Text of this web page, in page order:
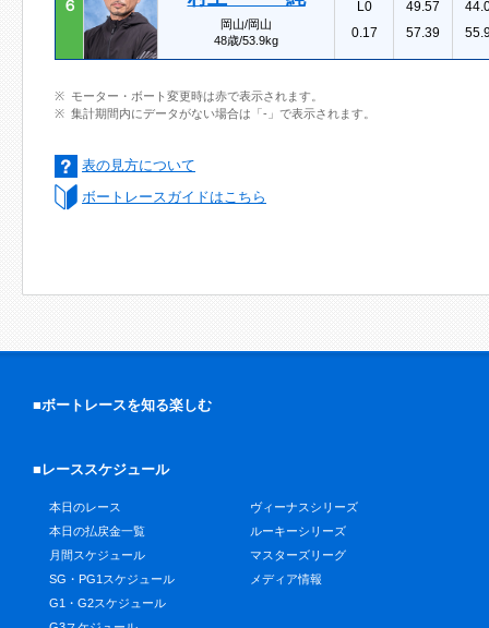
６
岡山/岡山
48歳/53.9kg
L0
0.17
49.57
57.39
モーター・ボート変更時は赤で表示されます。
集計期間内にデータがない場合は「-」で表示されます。
表の見方について
ボートレースガイドはこちら
■ボートレースを知る楽しむ
■レーススケジュール
本日のレース
本日の払戻金一覧
月間スケジュール
SG・PG1スケジュール
G1・G2スケジュール
ヴィーナスシリーズ
ルーキーシリーズ
マスターズリーグ
メディア情報